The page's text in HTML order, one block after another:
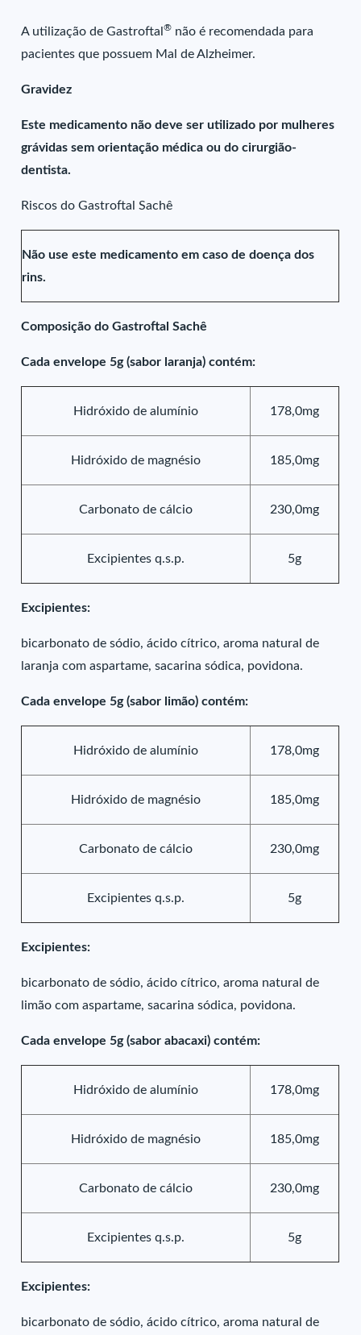
A utilização de Gastroftal® não é recomendada para
pacientes que possuem Mal de Alzheimer.
Gravidez
Este medicamento não deve ser utilizado por mulheres
grávidas sem orientação médica ou do cirurgião-
dentista.
Riscos do Gastroftal Sachê
Não use este medicamento em caso de doença dos
rins.
Composição do Gastroftal Sachê
Cada envelope 5g (sabor laranja) contém:
Hidróxido de alumínio 178,0mg
Hidróxido de magnésio 185,0mg
Carbonato de cálcio 230,0mg
Excipientes q.s.p. 5g
Excipientes:
bicarbonato de sódio, ácido cítrico, aroma natural de
laranja com aspartame, sacarina sódica, povidona.
Cada envelope 5g (sabor limão) contém:
Hidróxido de alumínio 178,0mg
Hidróxido de magnésio 185,0mg
Carbonato de cálcio 230,0mg
Excipientes q.s.p. 5g
Excipientes:
bicarbonato de sódio, ácido cítrico, aroma natural de
limão com aspartame, sacarina sódica, povidona.
Cada envelope 5g (sabor abacaxi) contém:
Hidróxido de alumínio 178,0mg
Hidróxido de magnésio 185,0mg
Carbonato de cálcio 230,0mg
Excipientes q.s.p. 5g
Excipientes:
bicarbonato de sódio, ácido cítrico, aroma natural de